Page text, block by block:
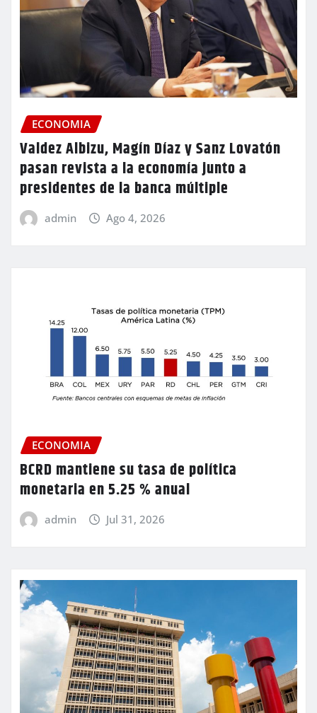
ECONOMIA
Valdez Albizu, Magín Díaz y Sanz Lovatón
pasan revista a la economía junto a
presidentes de la banca múltiple
admin Ago 4, 2026
ECONOMIA
BCRD mantiene su tasa de política
monetaria en 5.25 % anual
admin Jul 31, 2026